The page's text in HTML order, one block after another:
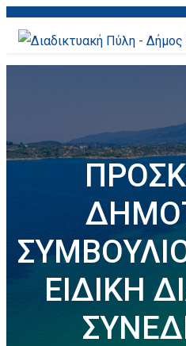
ΕΙΔΙΚΗ